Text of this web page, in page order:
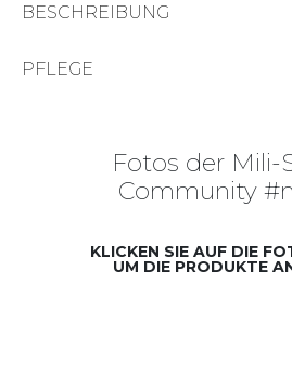
BESCHREIBUNG
PFLEGE
Fotos der Mili-
Community
KLICKEN SIE AUF DIE
UM DIE PRODUKTE